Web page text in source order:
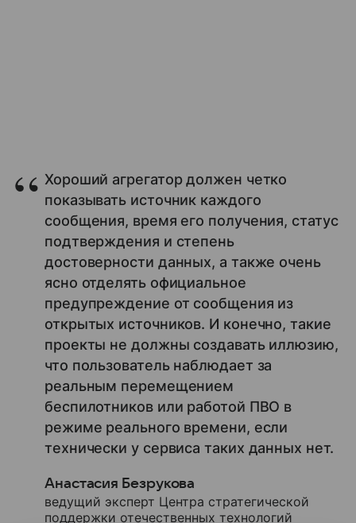
Хороший агрегатор должен четко
показывать источник каждого
сообщения, время его получения, статус
подтверждения и степень
достоверности данных, а также очень
ясно отделять официальное
предупреждение от сообщения из
открытых источников. И конечно, такие
проекты не должны создавать иллюзию,
что пользователь наблюдает за
реальным перемещением
беспилотников или работой ПВО в
режиме реального времени, если
технически у сервиса таких данных нет.
Анастасия Безрукова
ведущий эксперт Центра стратегической
поддержки отечественных технологий